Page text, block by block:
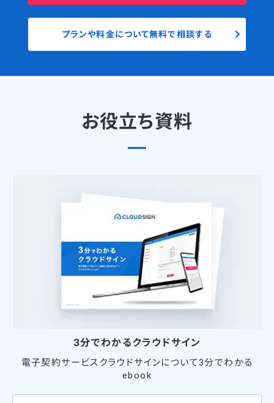
プランや料金について無料で相談する
お役立ち資料
3分でわかるクラウドサイン
電子契約サービスクラウドサインについて3分でわかる
ebook